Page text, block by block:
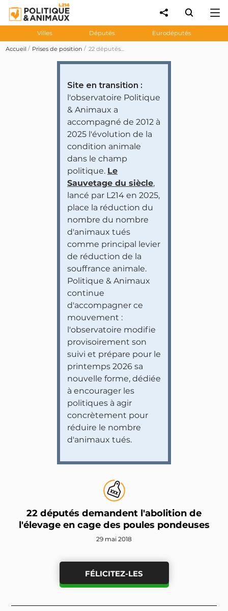
Villes Députés Eurodéputés
Accueil Prises de position 22 députés demandent l'abolition de l'élevage en cage des poules pondeuses
Site en transition :
l'observatoire Politique
& Animaux a
accompagné de 2012 à
2025 l'évolution de la
condition animale
dans le champ
politique. Le
Sauvetage du siècle,
lancé par L214 en 2025,
place la réduction du
nombre du nombre
d'animaux tués
comme principal levier
de réduction de la
souffrance animale.
Politique & Animaux
continue
d'accompagner ce
mouvement :
l'observatoire modifie
provisoirement son
suivi et prépare pour le
printemps 2026 sa
nouvelle forme, dédiée
à encourager les
politiques à agir
concrètement pour
réduire le nombre
d'animaux tués.
22 députés demandent l'abolition de
l'élevage en cage des poules pondeuses
29 mai 2018
FÉLICITEZ-LES